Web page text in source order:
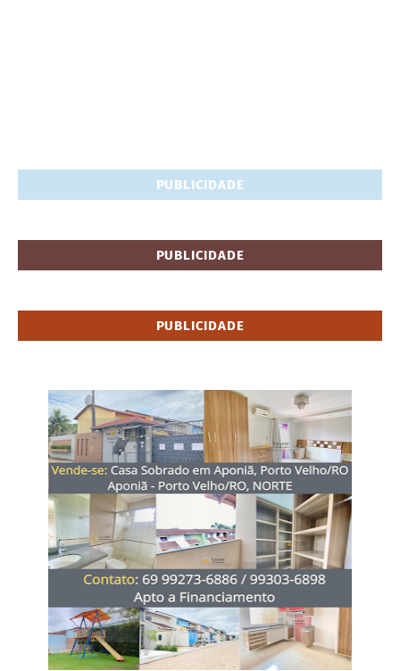
PUBLICIDADE
PUBLICIDADE
PUBLICIDADE